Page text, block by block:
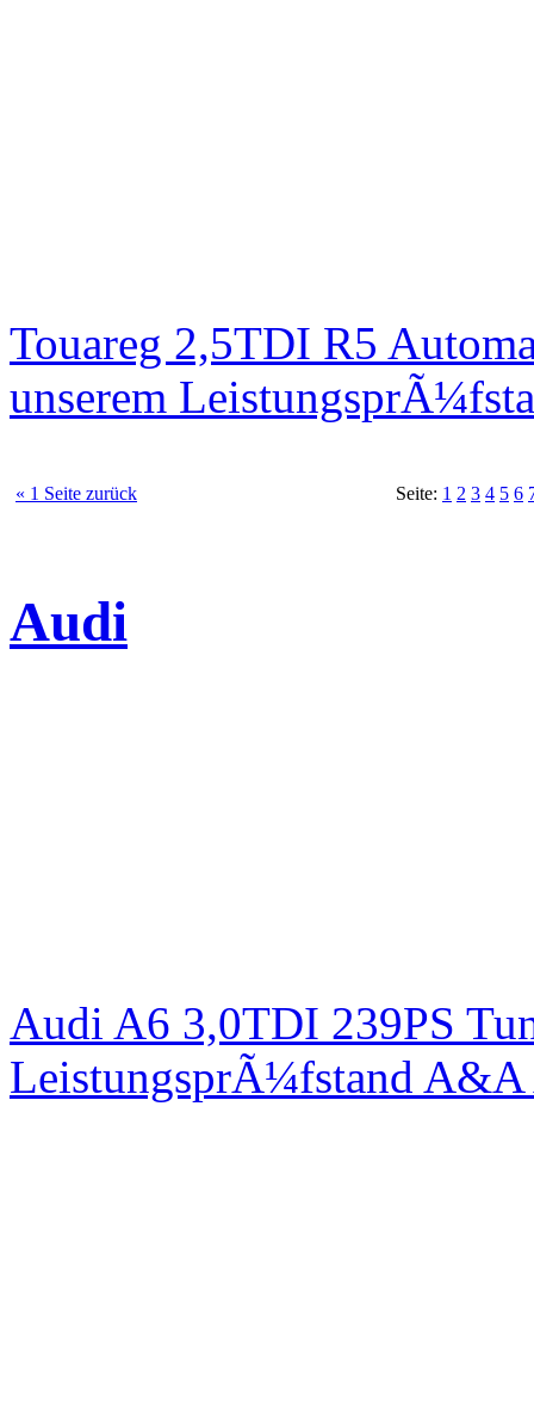
Touareg 2,5TDI R5
unserem
« 1 Seite zurück Seite: 1 2 3 4 5 6
Audi
Audi A6 3,0TDI 239PS
LeistungsprÃ¼fstand